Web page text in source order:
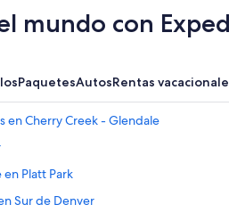
mundo con
PaquetesAutosRentas
en Cherry Creek - Glendale
Platt Park
Sur de Denver